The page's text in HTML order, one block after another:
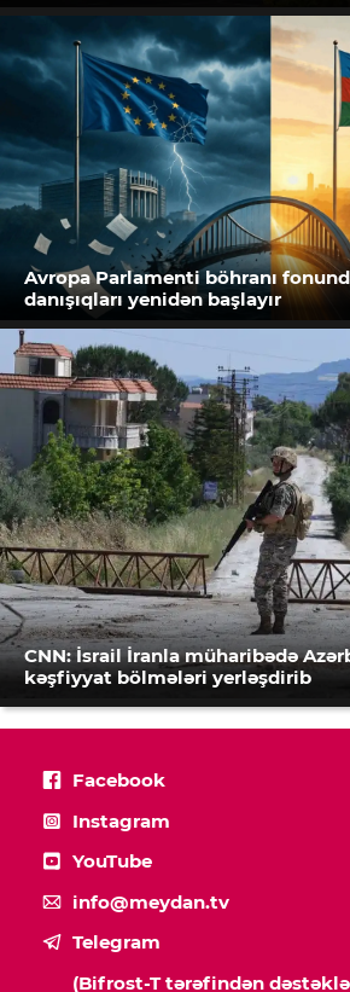
Avropa Parlamenti böhranı
danışıqları yenidən başlayır
CNN: İsrail İranla müharibədə
kəşfiyyat bölmələri yerləşdirib
Facebook
Instagram
YouTube
info@meydan.tv
Telegram
(Bifrost-T tərəfindən